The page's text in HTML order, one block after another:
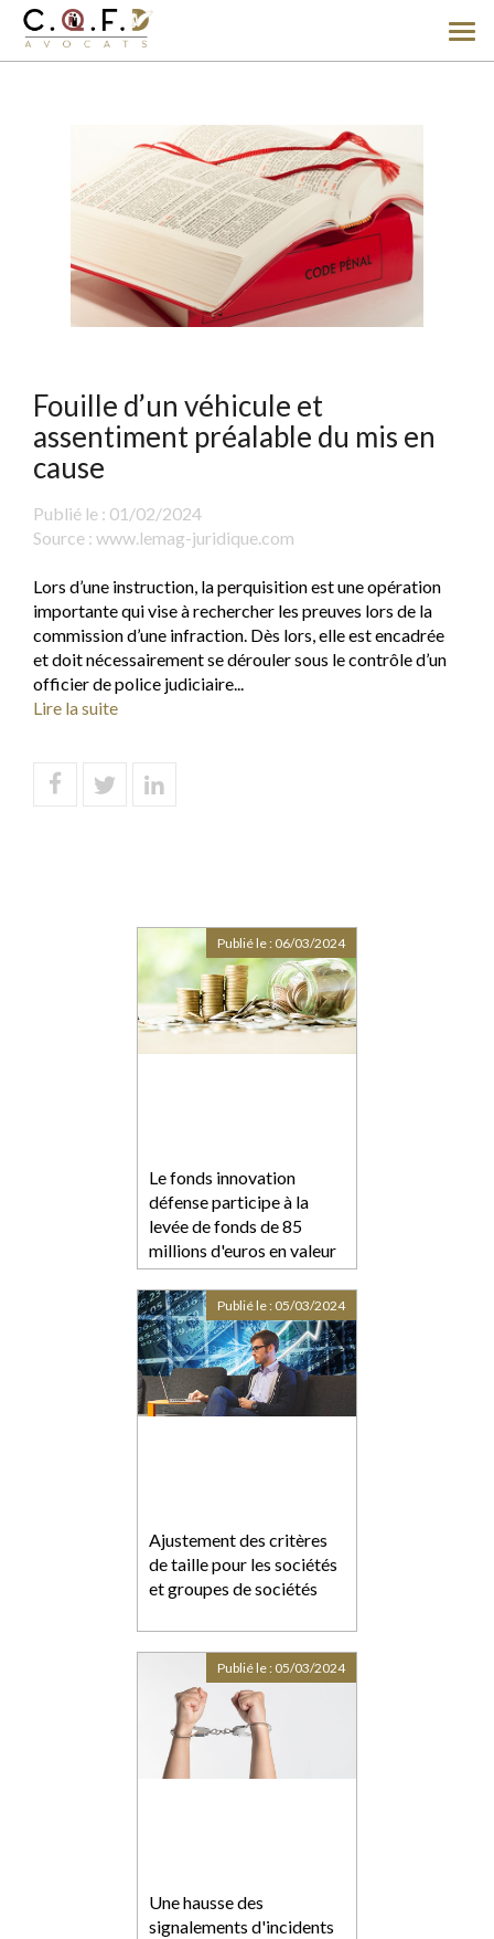
le
Fouille d’un véhicule et
assentiment préalable du mis en
cause
Publié le : 01/02/2024
Source : www.lemag-juridique.com
Lors d’une instruction, la perquisition est une opération
importante qui vise à rechercher les preuves lors de la
commission d’une infraction. Dès lors, elle est encadrée
et doit nécessairement se dérouler sous le contrôle d’un
officier de police judiciaire...
Lire la suite
Le fonds innovation
défense participe à la
levée de fonds de 85
millions d'euros en valeur
de la société Unseenlabs
Publié le : 06/03/2024
Ajustement des critères
de taille pour les sociétés
et groupes de sociétés
Publié le : 05/03/2024
Une hausse des
signalements d'incidents
Publié le : 05/03/2024